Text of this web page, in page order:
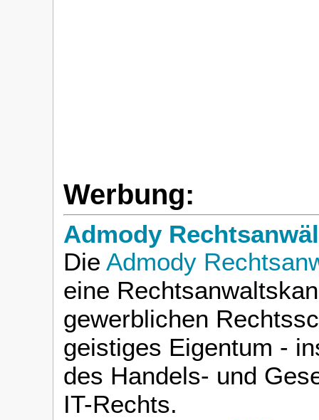
Werbung:
Admody
Die Admody
eine
gewerblichen
geistiges Eigentum -
des Handels- und
IT-Rechts.